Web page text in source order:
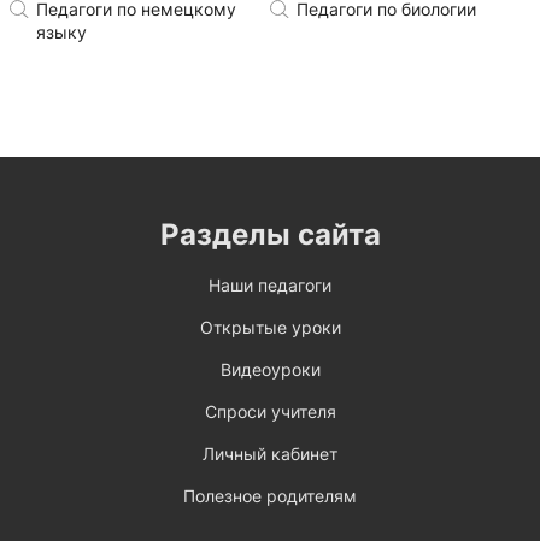
Педагоги по немецкому
языку
Педагоги по биологии
Разделы сайта
Наши педагоги
Открытые уроки
Видеоуроки
Спроси учителя
Личный кабинет
Полезное родителям